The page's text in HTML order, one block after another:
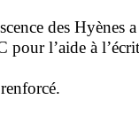
des Hyènes
pour l’aide à